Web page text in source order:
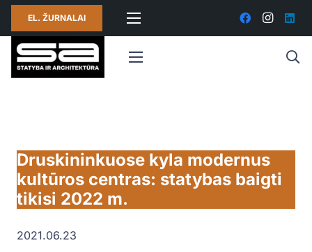
EL. ŽURNALAI
Druskininkuose kyla modernus
kultūros centras: statybas baigti
tikisi 2022 m.
2021.06.23